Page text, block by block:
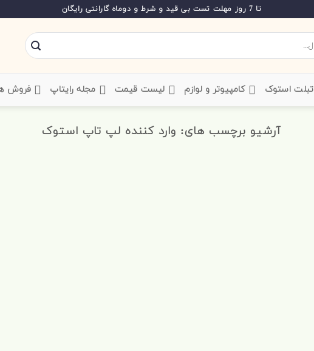
تا 7 روز مهلت تست بی قید و شرط و دوماه گارانتی رایگان
‌ تبلت استوک ‌ کامپیوتر و لوازم ‌ لیست قیمت ‌ مجله رایتاپ فروش
آرشیو برچسب های: وارد کننده لپ تاپ استوک